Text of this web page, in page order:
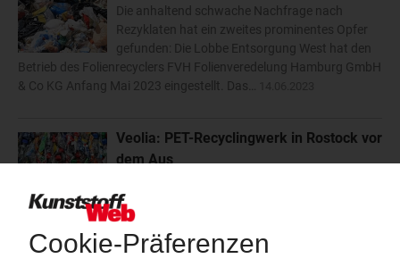
Die anhaltend schwache Nachfrage nach
Rezyklaten hat ein zweites prominentes Opfer
gefunden: Die Lobbe Entsorgung West hat den
Betrieb des Folienrecyclers FVH Folienveredelung Hamburg GmbH
& Co KG Anfang Mai 2023 eingestellt. Das…
Veolia: PET-Recyclingwerk in Rostock vor
dem Aus
ihre Opfer: Wegen der fehlenden langfristigen
Sicherung der Absatzmengen will die
Deutschland-Tochter der Entsorgungsgruppe Veolia bis Ende
2023 das Werk in Rostock schließen. In dem…